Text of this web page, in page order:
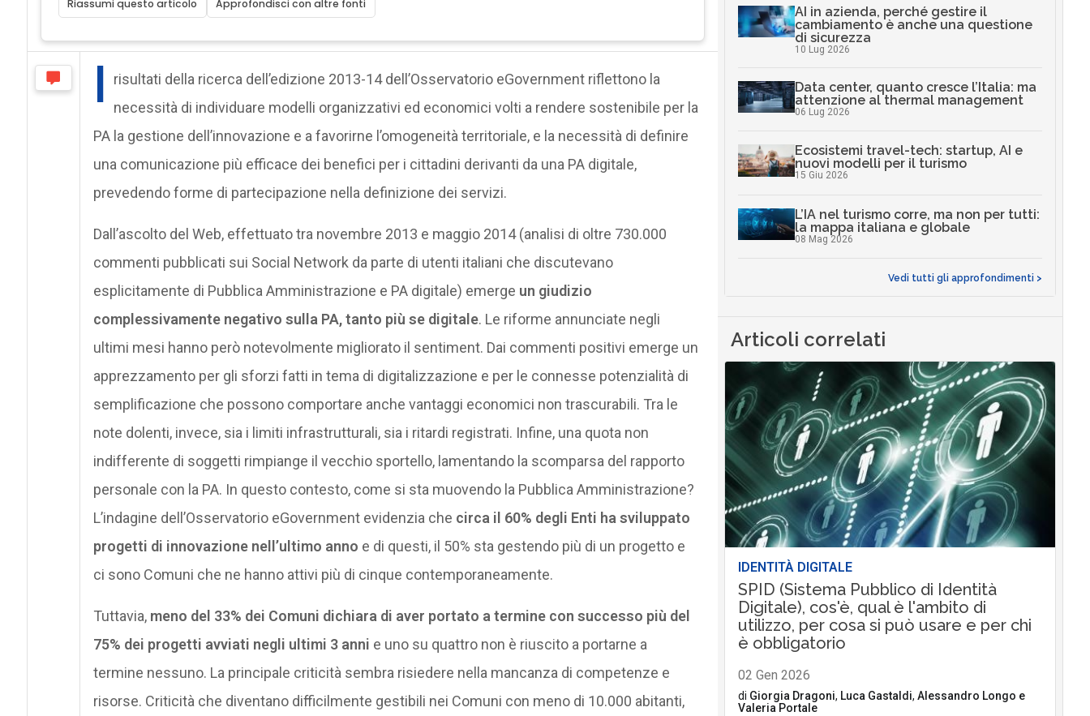
Riassumi questo articolo Approfondisci con altre fonti
I
risultati della ricerca dell’edizione 2013-14 dell’Osservatorio eGovernment riflettono la
necessità di individuare modelli organizzativi ed economici volti a rendere sostenibile per la
PA la gestione dell’innovazione e a favorirne l’omogeneità territoriale, e la necessità di definire
una comunicazione più efficace dei benefici per i cittadini derivanti da una PA digitale,
prevedendo forme di partecipazione nella definizione dei servizi.
Dall’ascolto del Web, effettuato tra novembre 2013 e maggio 2014 (analisi di oltre 730.000
commenti pubblicati sui Social Network da parte di utenti italiani che discutevano
esplicitamente di Pubblica Amministrazione e PA digitale) emerge un giudizio
complessivamente negativo sulla PA, tanto più se digitale. Le riforme annunciate negli
ultimi mesi hanno però notevolmente migliorato il sentiment. Dai commenti positivi emerge un
apprezzamento per gli sforzi fatti in tema di digitalizzazione e per le connesse potenzialità di
semplificazione che possono comportare anche vantaggi economici non trascurabili. Tra le
note dolenti, invece, sia i limiti infrastrutturali, sia i ritardi registrati. Infine, una quota non
indifferente di soggetti rimpiange il vecchio sportello, lamentando la scomparsa del rapporto
personale con la PA. In questo contesto, come si sta muovendo la Pubblica Amministrazione?
L’indagine dell’Osservatorio eGovernment evidenzia che circa il 60% degli Enti ha sviluppato
progetti di innovazione nell’ultimo anno e di questi, il 50% sta gestendo più di un progetto e
ci sono Comuni che ne hanno attivi più di cinque contemporaneamente.
Tuttavia, meno del 33% dei Comuni dichiara di aver portato a termine con successo più del
75% dei progetti avviati negli ultimi 3 anni e uno su quattro non è riuscito a portarne a
termine nessuno. La principale criticità sembra risiedere nella mancanza di competenze e
risorse. Criticità che diventano difficilmente gestibili nei Comuni con meno di 10.000 abitanti,
AI in azienda, perché gestire il
cambiamento è anche una questione
di sicurezza
10 Lug 2026
Data center, quanto cresce l’Italia: ma
attenzione al thermal management
06 Lug 2026
Ecosistemi travel-tech: startup, AI e
nuovi modelli per il turismo
15 Giu 2026
L’IA nel turismo corre, ma non per tutti:
la mappa italiana e globale
08 Mag 2026
Vedi tutti gli approfondimenti >
Articoli correlati
IDENTITÀ DIGITALE
SPID (Sistema Pubblico di Identità
Digitale), cos'è, qual è l'ambito di
utilizzo, per cosa si può usare e per chi
è obbligatorio
02 Gen 2026
di Giorgia Dragoni, Luca Gastaldi, Alessandro Longo e
Valeria Portale